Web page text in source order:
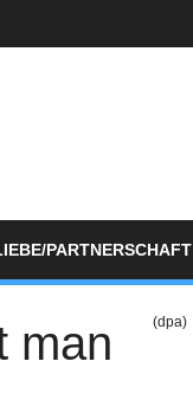
PARTNERSCHAFT
man
(dpa)